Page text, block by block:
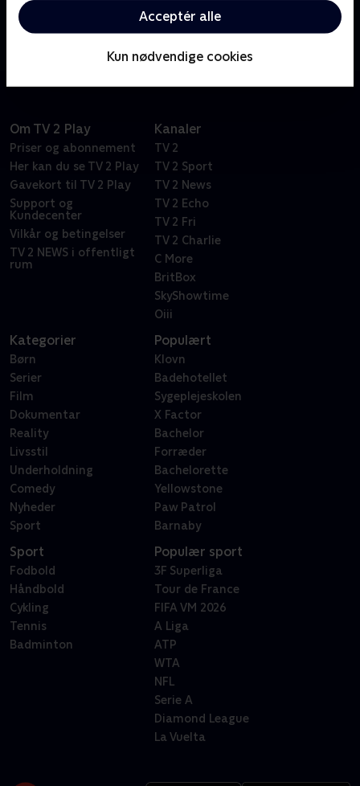
Acceptér alle
Kun nødvendige cookies
drømmehjemmene for helt almindelige mennesker.
Følg deres eventyr og hårde arbejde, når de realiserer
deres drømme om alt fra vinkældre til nye haveanlæg
Om TV 2 Play
Priser og abonnement
Her kan du se TV 2 Play
Gavekort til TV 2 Play
Support og
Kundecenter
Vilkår og betingelser
TV 2 NEWS i offentligt
rum
Kanaler
TV 2
TV 2 Sport
TV 2 News
TV 2 Echo
TV 2 Fri
TV 2 Charlie
C More
BritBox
SkyShowtime
Oiii
Kategorier
Børn
Serier
Film
Dokumentar
Reality
Livsstil
Underholdning
Comedy
Nyheder
Sport
Populært
Klovn
Badehotellet
Sygeplejeskolen
X Factor
Bachelor
Forræder
Bachelorette
Yellowstone
Paw Patrol
Barnaby
Sport
Fodbold
Håndbold
Cykling
Tennis
Badminton
Populær sport
3F Superliga
Tour de France
FIFA VM 2026
A Liga
ATP
WTA
NFL
Serie A
Diamond League
La Vuelta